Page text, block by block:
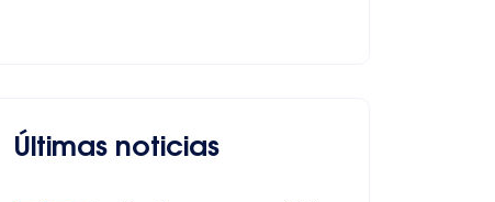
Últimas noticias